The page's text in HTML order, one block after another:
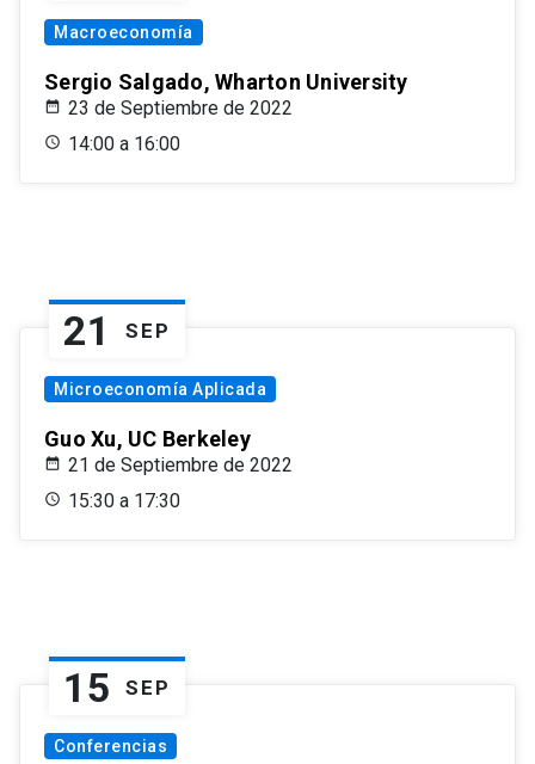
Macroeconomía
Sergio Salgado, Wharton University
23 de Septiembre de 2022
14:00 a 16:00
21 SEP
Microeconomía Aplicada
Guo Xu, UC Berkeley
21 de Septiembre de 2022
15:30 a 17:30
15 SEP
Conferencias